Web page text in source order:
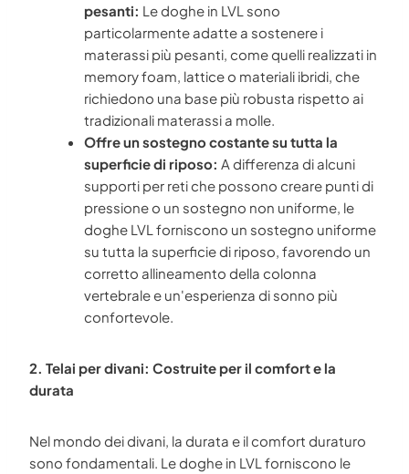
pesanti: Le doghe in LVL sono
particolarmente adatte a sostenere i
materassi più pesanti, come quelli realizzati in
memory foam, lattice o materiali ibridi, che
richiedono una base più robusta rispetto ai
tradizionali materassi a molle.
Offre un sostegno costante su tutta la
superficie di riposo: A differenza di alcuni
supporti per reti che possono creare punti di
pressione o un sostegno non uniforme, le
doghe LVL forniscono un sostegno uniforme
su tutta la superficie di riposo, favorendo un
corretto allineamento della colonna
vertebrale e un'esperienza di sonno più
confortevole.
2. Telai per divani: Costruite per il comfort e la
durata
Nel mondo dei divani, la durata e il comfort duraturo
sono fondamentali. Le doghe in LVL forniscono le